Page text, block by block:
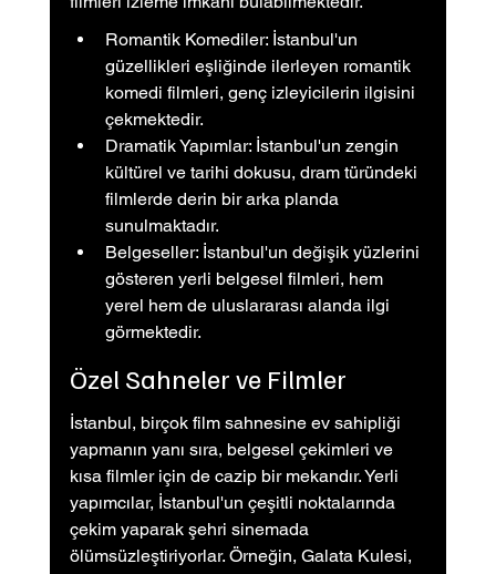
Romantik Komediler: İstanbul'un
güzellikleri eşliğinde ilerleyen romantik
komedi filmleri, genç izleyicilerin ilgisini
çekmektedir.
Dramatik Yapımlar: İstanbul'un zengin
kültürel ve tarihi dokusu, dram türündeki
filmlerde derin bir arka planda
sunulmaktadır.
Belgeseller: İstanbul'un değişik yüzlerini
gösteren yerli belgesel filmleri, hem
yerel hem de uluslararası alanda ilgi
görmektedir.
Özel Sahneler ve Filmler
İstanbul, birçok film sahnesine ev sahipliği
yapmanın yanı sıra, belgesel çekimleri ve
kısa filmler için de cazip bir mekandır. Yerli
yapımcılar, İstanbul'un çeşitli noktalarında
çekim yaparak şehri sinemada
ölümsüzleştiriyorlar. Örneğin, Galata Kulesi,